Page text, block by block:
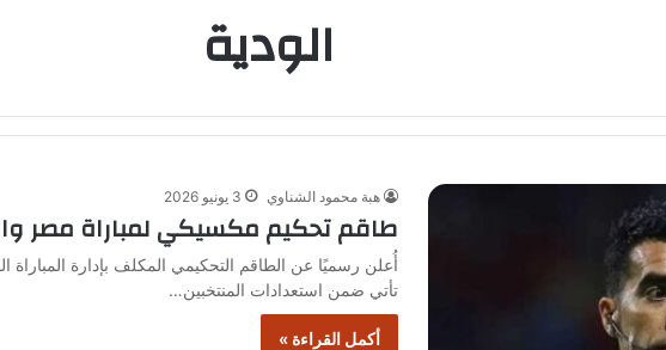
الودية
هبة محمود الشناوي 3 يونيو 2026
طاقم تحكيم مكسيكي لمباراة مصر
أُعلن رسميًا عن الطاقم التحكيمي المكلف بإدارة المباراة
تأتي ضمن استعدادات المنتخبين…
أكمل القراءة »